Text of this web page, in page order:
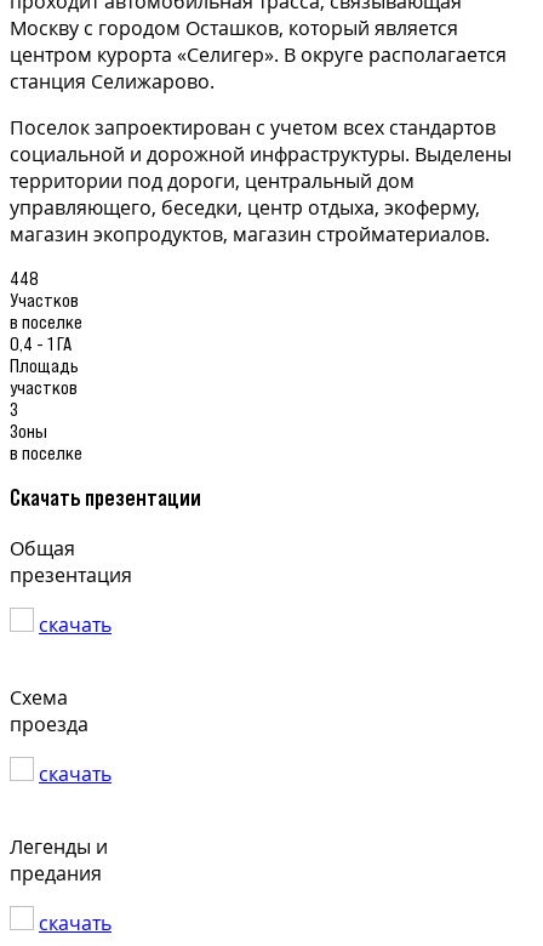
Москву с городом Осташков, который является
центром курорта «Селигер». В округе располагается
станция Селижарово.
Поселок запроектирован с учетом всех стандартов
социальной и дорожной инфраструктуры. Выделены
территории под дороги, центральный дом
управляющего, беседки, центр отдыха, экоферму,
магазин экопродуктов, магазин стройматериалов.
448
Участков
в поселке
0,4 - 1 ГА
Площадь
участков
3
Зоны
в поселке
Скачать презентации
Общая
презентация
скачать
Схема
проезда
скачать
Легенды и
предания
скачать